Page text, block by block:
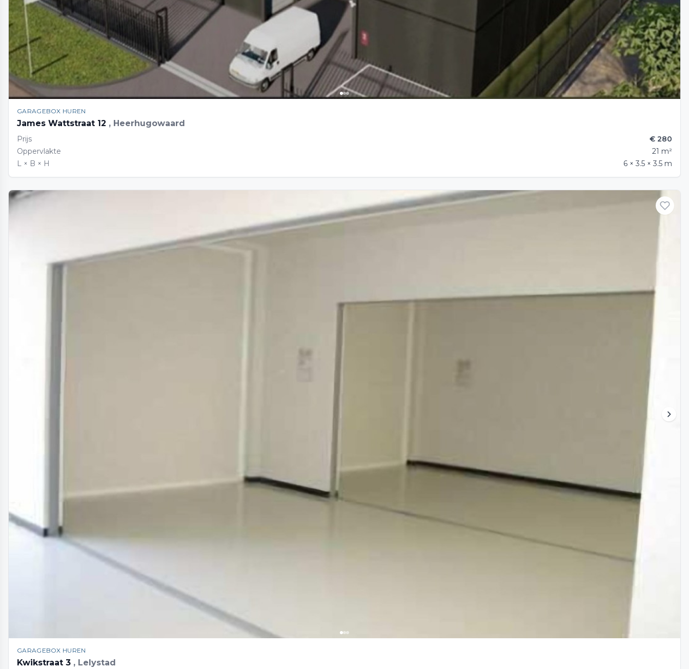
GARAGEBOX HUREN
James Wattstraat 12 , Heerhugowaard
Prijs
€ 280
Oppervlakte
21 m²
L × B × H
6 × 3.5 × 3.5 m
GARAGEBOX HUREN
Kwikstraat 3 , Lelystad